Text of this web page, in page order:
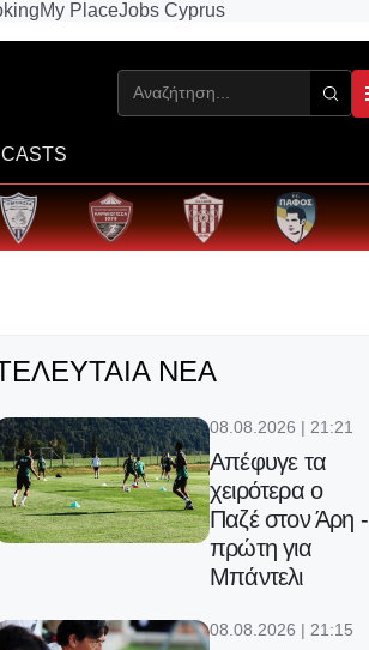
My PlaceJobs Cyprus
ΝΈΑ
08.08.2026 | 21:21
Απέφυγε τα
χειρότερα ο
Παζέ στον Άρη -
πρώτη για
Μπάντελι
08.08.2026 | 21:15